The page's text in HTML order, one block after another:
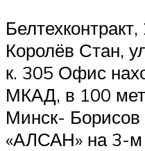
Королёв Стан,
к. 305 Офис
МКАД, в 100
Минск- Борисов
«АЛСАН» на 3-м